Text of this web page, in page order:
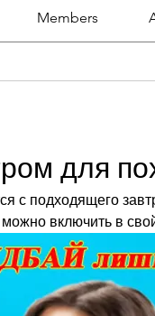
Members
для
с подходящего
включить в